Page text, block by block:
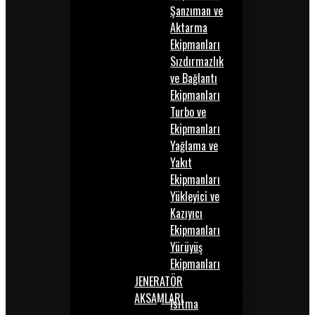
Şanzıman ve
Aktarma
Ekipmanları
Sızdırmazlık
ve Bağlantı
Ekipmanları
Turbo ve
Ekipmanları
Yağlama ve
Yakıt
Ekipmanları
Yükleyici ve
Kazıyıcı
Ekipmanları
Yürüyüş
Ekipmanları
JENERATÖR
AKSAMLARIIsıtma